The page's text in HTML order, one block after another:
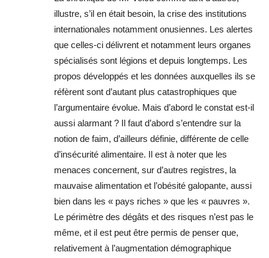
illustre, s’il en était besoin, la crise des institutions
internationales notamment onusiennes. Les alertes
que celles-ci délivrent et notamment leurs organes
spécialisés sont légions et depuis longtemps. Les
propos développés et les données auxquelles ils se
réfèrent sont d’autant plus catastrophiques que
l’argumentaire évolue. Mais d’abord le constat est-il
aussi alarmant ? Il faut d’abord s’entendre sur la
notion de faim, d’ailleurs définie, différente de celle
d’insécurité alimentaire. Il est à noter que les
menaces concernent, sur d’autres registres, la
mauvaise alimentation et l’obésité galopante, aussi
bien dans les « pays riches » que les « pauvres ».
Le périmètre des dégâts et des risques n’est pas le
même, et il est peut être permis de penser que,
relativement à l’augmentation démographique